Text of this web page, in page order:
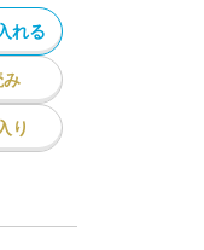
れる
み
り